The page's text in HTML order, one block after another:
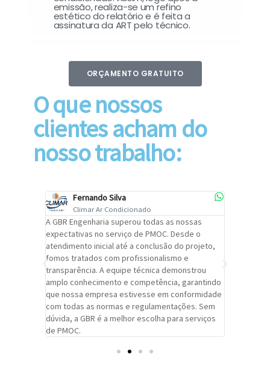
emissão, realiza-se um refino
estético do relatório e é feita a
assinatura da ART pelo técnico.
ORÇAMENTO GRATUITO
O que nossos
clientes acham do
nosso trabalho:
Fernando Silva
Climar Ar Condicionado
A GBR Engenharia superou todas as nossas
expectativas no serviço de PMOC. Desde o
atendimento inicial até a conclusão do projeto,
fomos tratados com profissionalismo e
transparência. A equipe técnica demonstrou
amplo conhecimento e competência, garantindo
que nossa empresa estivesse em conformidade
com todas as normas e regulamentações. Sem
dúvida, a GBR é a melhor escolha para serviços
de PMOC.